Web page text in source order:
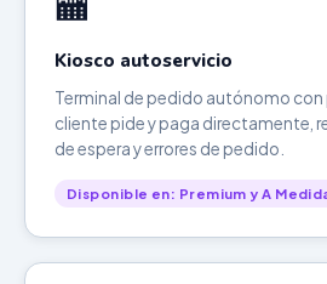
Kiosco autoservicio
Terminal de pedido autónomo
cliente pide y paga directamente,
de espera y errores de pedido.
Disponible en: Premium y A